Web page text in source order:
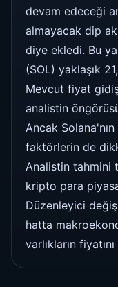
devam edeceği
almayacak dip
diye ekledi. Bu
(SOL) yaklaşık
Mevcut fiyat
analistin
Ancak
faktörlerin de
Analistin tahmini
kripto para
Düzenleyici
hatta
varlıkların